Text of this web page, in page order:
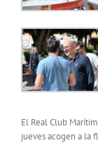
El Real Club
jueves acogen a la